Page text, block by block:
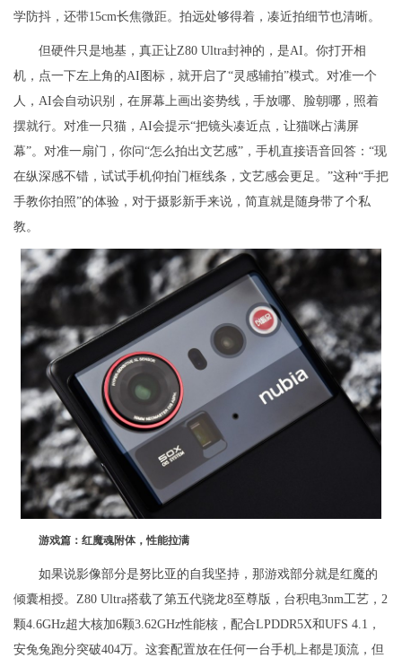
学防抖，还带15cm长焦微距。拍远处够得着，凑近拍细节也清晰。
但硬件只是地基，真正让Z80 Ultra封神的，是AI。你打开相
机，点一下左上角的AI图标，就开启了“灵感辅拍”模式。对准一个
人，AI会自动识别，在屏幕上画出姿势线，手放哪、脸朝哪，照着
摆就行。对准一只猫，AI会提示“把镜头凑近点，让猫咪占满屏
幕”。对准一扇门，你问“怎么拍出文艺感”，手机直接语音回答：“现
在纵深感不错，试试手机仰拍门框线条，文艺感会更足。”这种“手把
手教你拍照”的体验，对于摄影新手来说，简直就是随身带了个私
教。
游戏篇：红魔魂附体，性能拉满
如果说影像部分是努比亚的自我坚持，那游戏部分就是红魔的
倾囊相授。Z80 Ultra搭载了第五代骁龙8至尊版，台积电3nm工艺，2
颗4.6GHz超大核加6颗3.62GHz性能核，配合LPDDR5X和UFS 4.1，
安兔兔跑分突破404万。这套配置放在任何一台手机上都是顶流，但